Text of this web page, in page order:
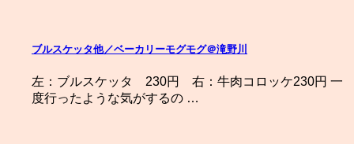
ブルスケッタ他／ベーカリーモグモグ＠滝野川
左：ブルスケッタ 230円 右：牛肉コロッケ230円 一
度行ったような気がするの …